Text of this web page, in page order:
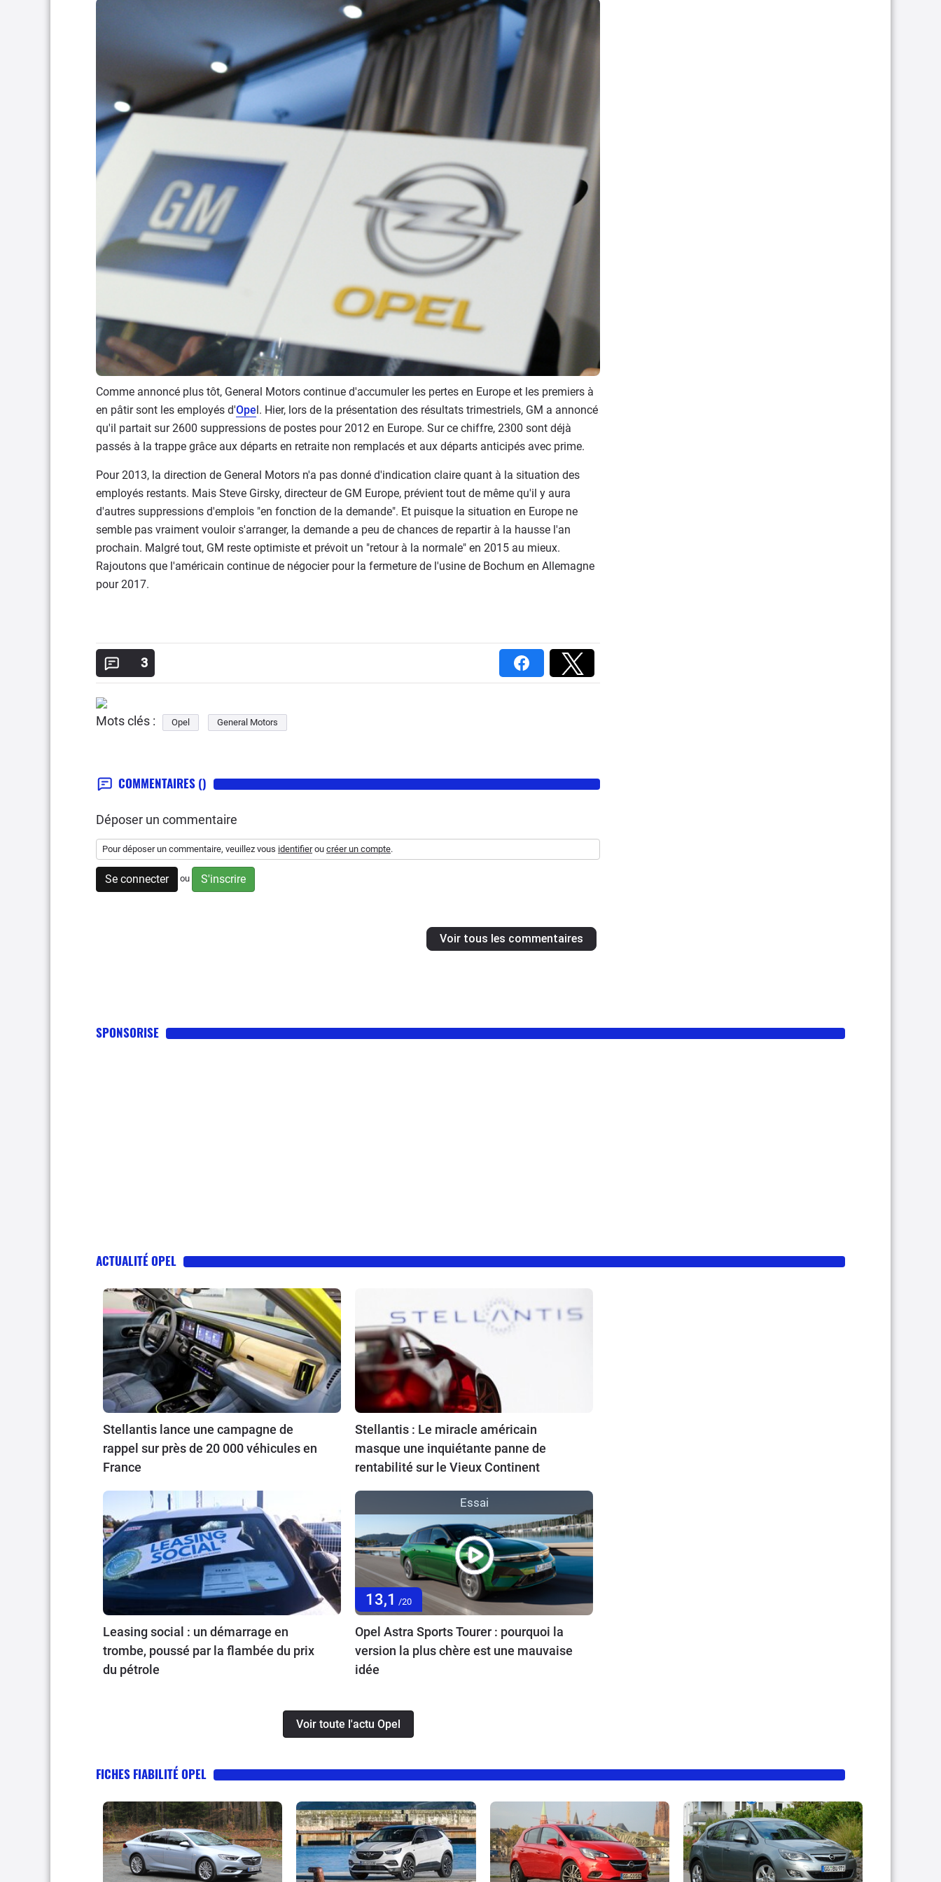
Comme annoncé plus tôt, General Motors continue d'accumuler les pertes en Europe et les premiers à
en pâtir sont les employés d'Opel. Hier, lors de la présentation des résultats trimestriels, GM a annoncé
qu'il partait sur 2600 suppressions de postes pour 2012 en Europe. Sur ce chiffre, 2300 sont déjà
passés à la trappe grâce aux départs en retraite non remplacés et aux départs anticipés avec prime.
Pour 2013, la direction de General Motors n'a pas donné d'indication claire quant à la situation des
employés restants. Mais Steve Girsky, directeur de GM Europe, prévient tout de même qu'il y aura
d'autres suppressions d'emplois "en fonction de la demande". Et puisque la situation en Europe ne
semble pas vraiment vouloir s'arranger, la demande a peu de chances de repartir à la hausse l'an
prochain. Malgré tout, GM reste optimiste et prévoit un "retour à la normale" en 2015 au mieux.
Rajoutons que l'américain continue de négocier pour la fermeture de l'usine de Bochum en Allemagne
pour 2017.
3
Mots clés : Opel General Motors
COMMENTAIRES ()
Déposer un commentaire
Pour déposer un commentaire, veuillez vous identifierou créer un compte.
Se connecter ou S'inscrire
Voir tous les commentaires
SPONSORISE
ACTUALITÉ OPEL
Stellantis lance une campagne de
rappel sur près de 20 000 véhicules en
France
Stellantis : Le miracle américain
masque une inquiétante panne de
rentabilité sur le Vieux Continent
Leasing social : un démarrage en
trombe, poussé par la flambée du prix
du pétrole
Essai
13,1 /20
Opel Astra Sports Tourer : pourquoi la
version la plus chère est une mauvaise
idée
Voir toute l'actu Opel
FICHES FIABILITÉ OPEL